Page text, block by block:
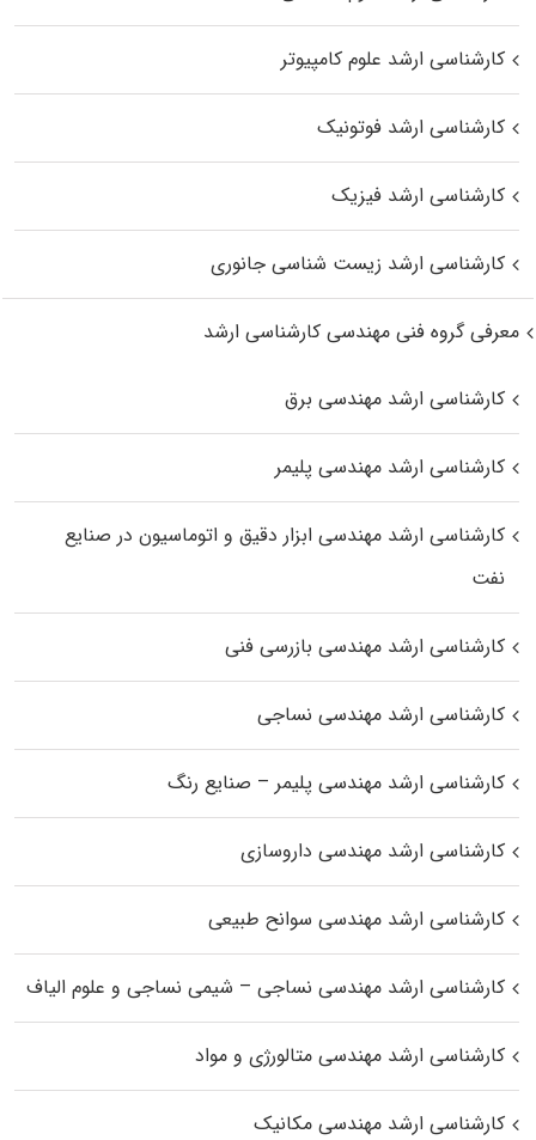
کارشناسی ارشد علوم کامپیوتر
کارشناسی ارشد فوتونیک
کارشناسی ارشد فیزیک
کارشناسی ارشد زیست‌ شناسی جانوری
معرفی گروه فنی مهندسی کارشناسی ارشد
کارشناسی ارشد مهندسی برق
کارشناسی ارشد مهندسی پلیمر
کارشناسی ارشد مهندسی ابزار دقیق و اتوماسیون در صنایع
نفت
کارشناسی ارشد مهندسی بازرسی فنی
کارشناسی ارشد مهندسی نساجی
کارشناسی ارشد مهندسی پلیمر – صنایع رنگ
کارشناسی ارشد مهندسی داروسازی
کارشناسی ارشد مهندسی سوانح طبیعی
کارشناسی ارشد مهندسی نساجی – شیمی نساجی و علوم الیاف
کارشناسی ارشد مهندسی متالورژی و مواد
کارشناسی ارشد مهندسی مکانیک